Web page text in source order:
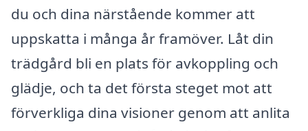
du och dina närstående kommer att
uppskatta i många år framöver. Låt din
trädgård bli en plats för avkoppling och
glädje, och ta det första steget mot att
förverkliga dina visioner genom att anlita